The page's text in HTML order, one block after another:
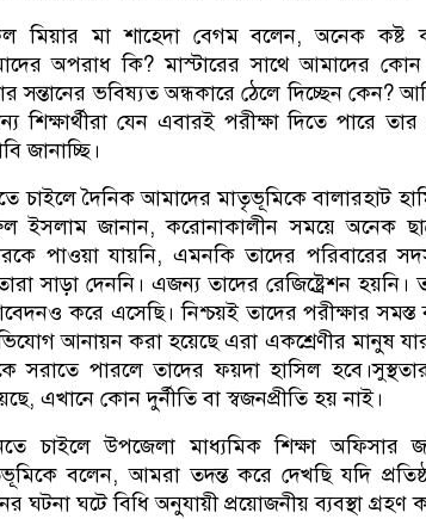
মিয়ার মা শাহেদা বেগম বলেন, অনেক কষ্ট
অপরাধ কি? মাস্টারের সাথে আমাদের কোন
ভবিষ্যত অন্ধকারে ঠেলে দিচ্ছেন কেন?
শিক্ষার্থীরা যেন এবারই পরীক্ষা দিতে পারে তার
জানাচ্ছি।
চাইলে দৈনিক আমাদের মাতৃভূমিকে বালারহাট
ইসলাম জানান, করোনাকালীন সময়ে অনেক
পাওয়া যায়নি, এমনকি তাদের পরিবারের
সাড়া দেননি। এজন্য তাদের রেজিষ্ট্রেশন হয়নি।
করে এসেছি। নিশ্চয়ই তাদের পরীক্ষার সমস্ত
আনায়ন করা হয়েছে এরা একশ্রেণীর মানুষ
সরাতে পারলে তাদের ফয়দা হাসিল
এখানে কোন দুর্নীতি বা স্বজনপ্রীতি হয় নাই।
চাইলে উপজেলা মাধ্যমিক শিক্ষা অফিসার
বলেন, আমরা তদন্ত করে দেখছি যদি
ঘটনা ঘটে বিধি অনুযায়ী প্রয়োজনীয় ব্যবস্থা গ্রহণ